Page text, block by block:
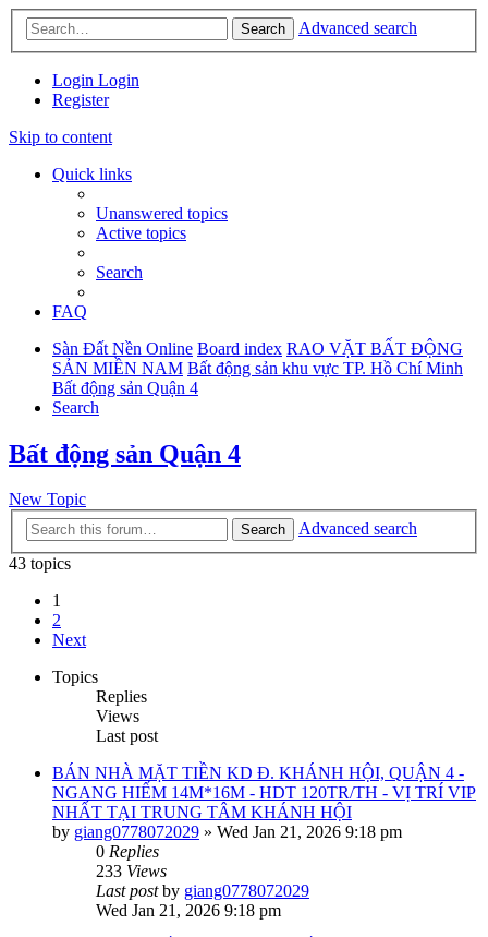
Search Advanced search
Login Login
Register
Skip to content
Quick links
Unanswered topics
Active topics
Search
FAQ
Sàn Đất Nền Online Board index RAO VẶT BẤT ĐỘNG
SẢN MIỀN NAM Bất động sản khu vực TP. Hồ Chí Minh
Bất động sản Quận 4
Search
Bất động sản Quận 4
New Topic
Search
Advanced search
43 topics
1
2
Next
Topics
Replies
Views
Last post
BÁN NHÀ MẶT TIỀN KD Đ. KHÁNH HỘI, QUẬN 4 -
NGANG HIẾM 14M*16M - HDT 120TR/TH - VỊ TRÍ VIP
NHẤT TẠI TRUNG TÂM KHÁNH HỘI
by giang0778072029 » Wed Jan 21, 2026 9:18 pm
0 Replies
233 Views
Last postby giang0778072029
Wed Jan 21, 2026 9:18 pm